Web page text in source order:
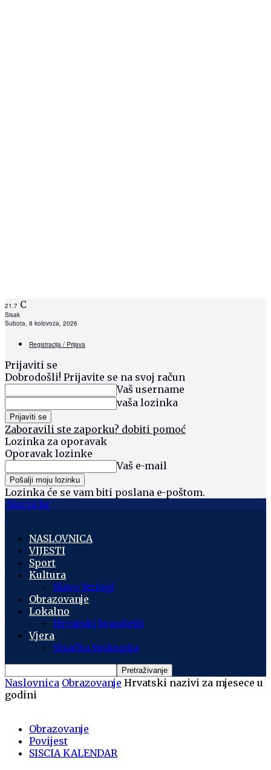
21.7 C
Sisak
Subota, 8 kolovoza, 2026
Registracija / Prijava
Prijaviti se
Dobrodošli! Prijavite se na svoj račun
Vaš username
vaša lozinka
Zaboravili ste zaporku? dobiti pomoć
Lozinka za oporavak
Oporavak lozinke
Vaš e-mail
Lozinka će se vam biti poslana e-poštom.
Siscia hr
NASLOVNICA
VIJESTI
Sport
Kultura
Slavo Striegl
Obrazovanje
Lokalno
Hrvatski branitelji
Vjera
Sisačka biskupija
Naslovnica Obrazovanje Hrvatski nazivi za mjesece u
godini
Obrazovanje
Povijest
SISCIA KALENDAR